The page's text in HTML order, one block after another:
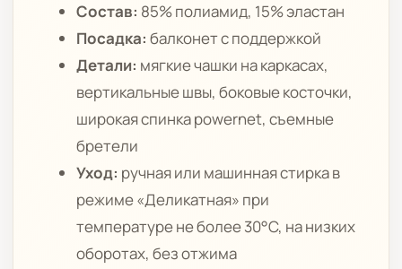
Состав: 85% полиамид, 15% эластан
Посадка: балконет с поддержкой
Детали: мягкие чашки на каркасах,
вертикальные швы, боковые косточки,
широкая спинка powernet, съемные
бретели
Уход: ручная или машинная стирка в
режиме «Деликатная» при
температуре не более 30°C, на низких
оборотах, без отжима